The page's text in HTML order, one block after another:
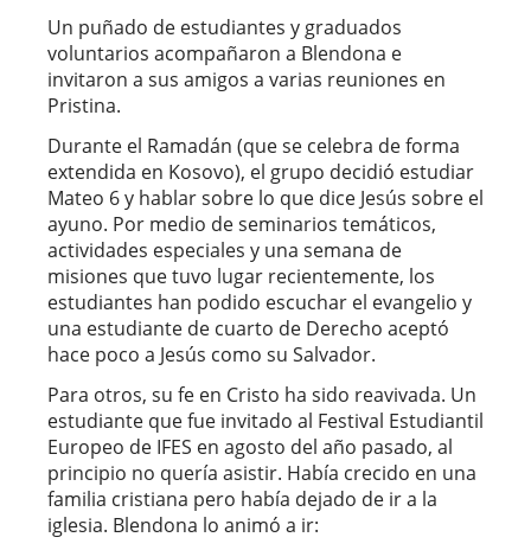
Un puñado de estudiantes y graduados
voluntarios acompañaron a Blendona e
invitaron a sus amigos a varias reuniones en
Pristina.
Durante el Ramadán (que se celebra de forma
extendida en Kosovo), el grupo decidió estudiar
Mateo 6 y hablar sobre lo que dice Jesús sobre el
ayuno. Por medio de seminarios temáticos,
actividades especiales y una semana de
misiones que tuvo lugar recientemente, los
estudiantes han podido escuchar el evangelio y
una estudiante de cuarto de Derecho aceptó
hace poco a Jesús como su Salvador.
Para otros, su fe en Cristo ha sido reavivada. Un
estudiante que fue invitado al Festival Estudiantil
Europeo de IFES en agosto del año pasado, al
principio no quería asistir. Había crecido en una
familia cristiana pero había dejado de ir a la
iglesia. Blendona lo animó a ir: